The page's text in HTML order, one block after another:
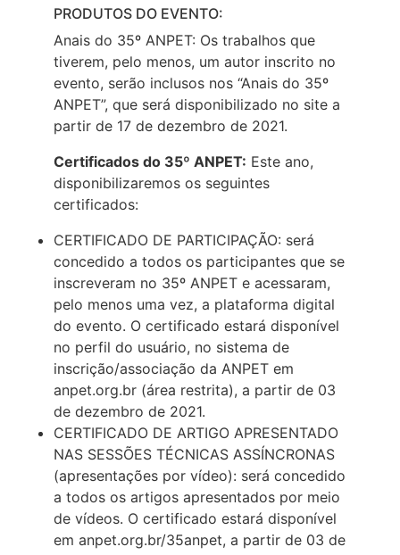
PRODUTOS DO EVENTO:
Anais do 35º ANPET: Os trabalhos que
tiverem, pelo menos, um autor inscrito no
evento, serão inclusos nos “Anais do 35º
ANPET”, que será disponibilizado no site a
partir de 17 de dezembro de 2021.
Certificados do 35º ANPET: Este ano,
disponibilizaremos os seguintes
certificados:
CERTIFICADO DE PARTICIPAÇÃO: será
concedido a todos os participantes que se
inscreveram no 35º ANPET e acessaram,
pelo menos uma vez, a plataforma digital
do evento. O certificado estará disponível
no perfil do usuário, no sistema de
inscrição/associação da ANPET em
anpet.org.br (área restrita), a partir de 03
de dezembro de 2021.
CERTIFICADO DE ARTIGO APRESENTADO
NAS SESSÕES TÉCNICAS ASSÍNCRONAS
(apresentações por vídeo): será concedido
a todos os artigos apresentados por meio
de vídeos. O certificado estará disponível
em anpet.org.br/35anpet, a partir de 03 de